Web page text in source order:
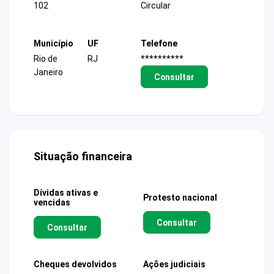
102 Circular
Município
Rio de
Janeiro
UF
RJ
Telefone
**********
Consultar
Situação financeira
Dívidas ativas e
vencidas
Consultar
Protesto nacional
Consultar
Cheques devolvidos Ações judiciais